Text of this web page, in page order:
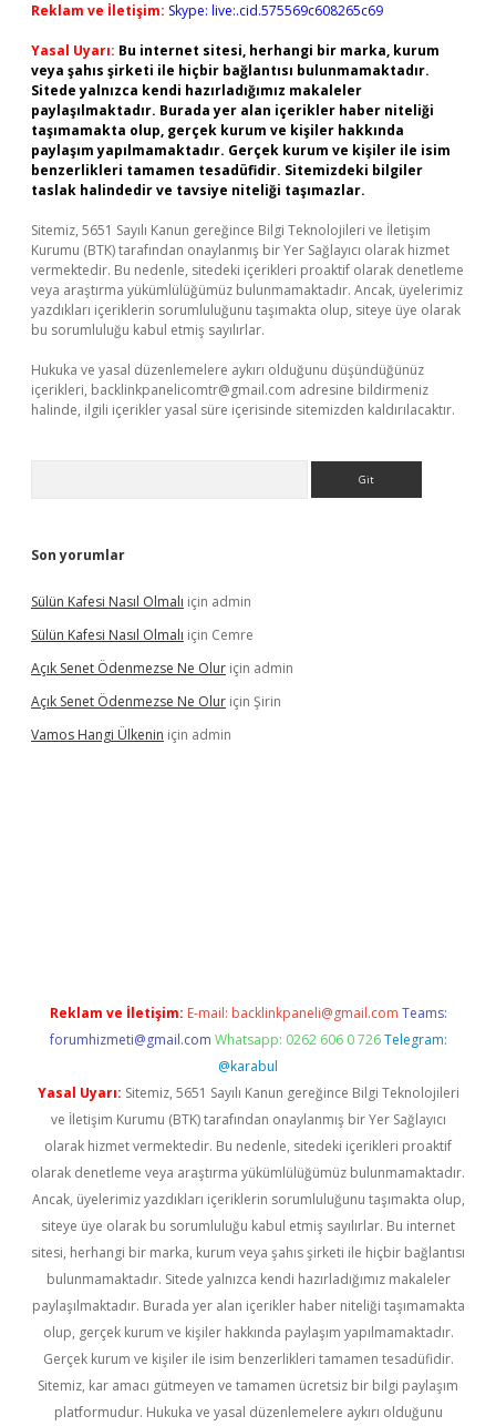
Reklam ve İletişim: Skype: live:.cid.575569c608265c69
Yasal Uyarı: Bu internet sitesi, herhangi bir marka, kurum
veya şahıs şirketi ile hiçbir bağlantısı bulunmamaktadır.
Sitede yalnızca kendi hazırladığımız makaleler
paylaşılmaktadır. Burada yer alan içerikler haber niteliği
taşımamakta olup, gerçek kurum ve kişiler hakkında
paylaşım yapılmamaktadır. Gerçek kurum ve kişiler ile isim
benzerlikleri tamamen tesadüfidir. Sitemizdeki bilgiler
taslak halindedir ve tavsiye niteliği taşımazlar.
Sitemiz, 5651 Sayılı Kanun gereğince Bilgi Teknolojileri ve İletişim
Kurumu (BTK) tarafından onaylanmış bir Yer Sağlayıcı olarak hizmet
vermektedir. Bu nedenle, sitedeki içerikleri proaktif olarak denetleme
veya araştırma yükümlülüğümüz bulunmamaktadır. Ancak, üyelerimiz
yazdıkları içeriklerin sorumluluğunu taşımakta olup, siteye üye olarak
bu sorumluluğu kabul etmiş sayılırlar.
Hukuka ve yasal düzenlemelere aykırı olduğunu düşündüğünüz
içerikleri, backlinkpanelicomtr@gmail.com adresine bildirmeniz
halinde, ilgili içerikler yasal süre içerisinde sitemizden kaldırılacaktır.
Son yorumlar
Sülün Kafesi Nasıl Olmalı için admin
Sülün Kafesi Nasıl Olmalı için Cemre
Açık Senet Ödenmezse Ne Olur için admin
Açık Senet Ödenmezse Ne Olur için Şirin
Vamos Hangi Ülkenin için admin
Reklam ve İletişim: E-mail: backlinkpaneli@gmail.com Teams:
forumhizmeti@gmail.com Whatsapp: 0262 606 0 726 Telegram:
@karabul
Yasal Uyarı: Sitemiz, 5651 Sayılı Kanun gereğince Bilgi Teknolojileri
ve İletişim Kurumu (BTK) tarafından onaylanmış bir Yer Sağlayıcı
olarak hizmet vermektedir. Bu nedenle, sitedeki içerikleri proaktif
olarak denetleme veya araştırma yükümlülüğümüz bulunmamaktadır.
Ancak, üyelerimiz yazdıkları içeriklerin sorumluluğunu taşımakta olup,
siteye üye olarak bu sorumluluğu kabul etmiş sayılırlar. Bu internet
sitesi, herhangi bir marka, kurum veya şahıs şirketi ile hiçbir bağlantısı
bulunmamaktadır. Sitede yalnızca kendi hazırladığımız makaleler
paylaşılmaktadır. Burada yer alan içerikler haber niteliği taşımamakta
olup, gerçek kurum ve kişiler hakkında paylaşım yapılmamaktadır.
Gerçek kurum ve kişiler ile isim benzerlikleri tamamen tesadüfidir.
Sitemiz, kar amacı gütmeyen ve tamamen ücretsiz bir bilgi paylaşım
platformudur. Hukuka ve yasal düzenlemelere aykırı olduğunu